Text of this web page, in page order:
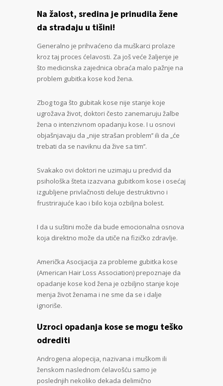
Na žalost, sredina je prinudila žene
da stradaju u tišini!
Generalno je prihvaćeno da muškarci prolaze
kroz taj proces ćelavosti. Za još veće žaljenje je
što medicinska zajednica obraća malo pažnje na
problem gubitka kose kod žena.
Zbog toga što gubitak kose nije stanje koje
ugrožava život, doktori često zanemaruju žalbe
žena o intenzivnom opadanju kose. I u osnovi
objašnjavaju da „nije strašan problem’’ ili da „će
trebati da se naviknu da žive sa tim’’.
Svakako ovi doktori ne uzimaju u predvid da
psihološka šteta izazvana gubitkom kose i osećaj
izgubljene privlačnosti deluje destruktivno i
frustrirajuće kao i bilo koja ozbiljna bolest.
I da u suštini može da bude emocionalna osnova
koja direktno može da utiče na fizičko zdravlje.
Američka Asocijacija za probleme gubitka kose
(American Hair Loss Association) prepoznaje da
opadanje kose kod žena je ozbiljno stanje koje
menja život ženama i ne sme da se i dalje
ignoriše.
Uzroci opadanja kose se mogu teško
odrediti
Androgena alopecija, nazivana i muškom ili
ženskom naslednom ćelavošću samo je
poslednjih nekoliko dekada delimično